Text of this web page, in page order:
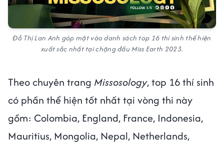
Đỗ Thị Lan Anh góp mặt vào danh sách top 16 thí sinh thể hiện
xuất sắc nhất tại chặng đầu Miss Earth 2023.
Theo chuyên trang Missosology, top 16 thí sinh
có phần thể hiện tốt nhất tại vòng thi này
gồm: Colombia, England, France, Indonesia,
Mauritius, Mongolia, Nepal, Netherlands,